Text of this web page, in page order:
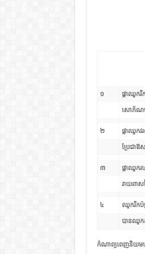
១ ផ្កាឈូករី
សោភ័ណបុ
២ ផ្កាឈូក
ប្រែជាឱ
៣ ផ្កាឈូករ
រាយពាស
៤ ឈូករីក
បានឈូកកំ
កំណាព្យពេញនិយមប